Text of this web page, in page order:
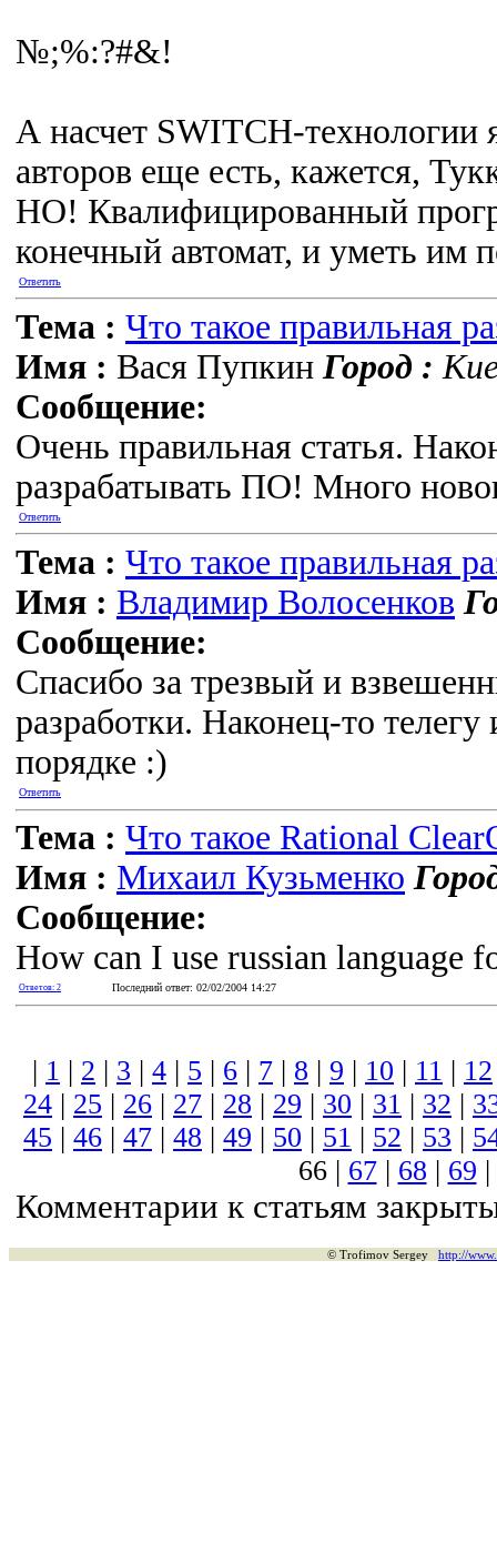
№;%:?#&!
А насчет SWITCH-технологии
авторов еще есть, кажется,
НО! Квалифицированный
конечный автомат, и уметь им
Ответить
Тема : Что такое правильная
Имя : Вася Пупкин Город :
Сообщение:
Очень правильная статья.
разрабатывать ПО! Много
Ответить
Тема : Что такое правильная
Имя : Владимир Волосенков
Сообщение:
Спасибо за трезвый и
разработки. Наконец-то
порядке :)
Ответить
Тема : Что такое Rational
Имя : Михаил Кузьменко
Сообщение:
How can I use russian language
Ответов: 2 Последний ответ: 02/02/2004 14:27
| 1 | 2 | 3 | 4 | 5 | 6 | 7 | 8 | 9 | 10 | 11 | 12
24 | 25 | 26 | 27 | 28 | 29 | 30 | 31 | 32 |
45 | 46 | 47 | 48 | 49 | 50 | 51 | 52 | 53 |
66 | 67| 68 | 69 |
Комментарии к статьям
© Trofimov Sergey http://